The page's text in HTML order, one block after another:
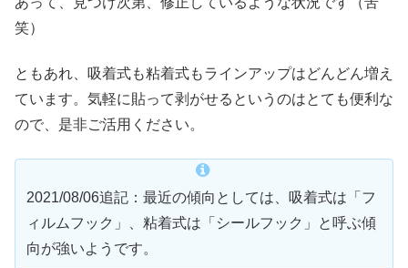
笑）
ともあれ、吸着式も粘着式もラインアップはどんどん増え
ています。気軽に貼って剥がせるというのはとても便利な
ので、是非ご活用ください。
2021/08/06追記：最近の傾向としては、吸着式は「フ
ィルムフック」、粘着式は「シールフック」と呼ぶ傾
向が強いようです。